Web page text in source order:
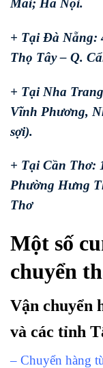
Mai; Hà Nội.
+ Tại Đà Nẵng:
Thọ Tây – Q.
+ Tại Nha
Vĩnh Phương,
sợi).
+ Tại Cần Thơ:
Phường Hưng
Thơ
Một số
chuyển
Vận chuyển
và các tỉnh
– Chuyển hàng